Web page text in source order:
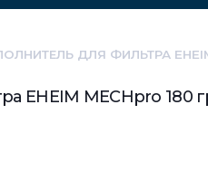
ДЛЯ ФИЛЬТРА EHEIM
EHEIM MECHpro 180